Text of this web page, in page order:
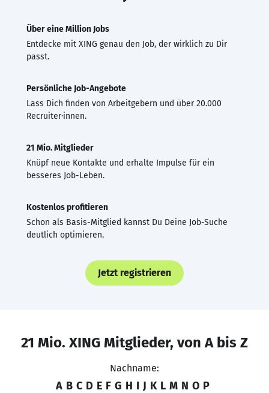
Über eine Million Jobs
Entdecke mit XING genau den Job, der wirklich zu Dir
passt.
Persönliche Job-Angebote
Lass Dich finden von Arbeitgebern und über 20.000
Recruiter·innen.
21 Mio. Mitglieder
Knüpf neue Kontakte und erhalte Impulse für ein
besseres Job-Leben.
Kostenlos profitieren
Schon als Basis-Mitglied kannst Du Deine Job-Suche
deutlich optimieren.
Jetzt registrieren
21 Mio. XING Mitglieder, von A bis Z
Nachname:
A B C D E F G H I J K L M N O P